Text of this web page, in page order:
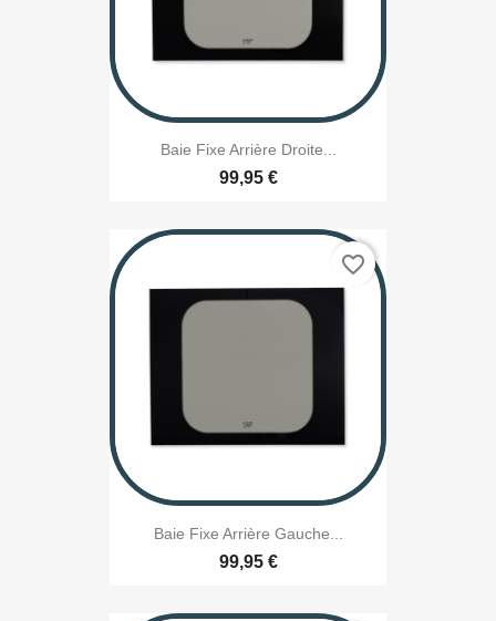
Baie Fixe Arrière Droite...
99,95 €
Baie Fixe Arrière Gauche...
99,95 €
favorite_border